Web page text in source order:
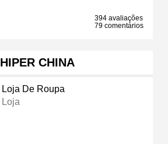
394 avaliações
79 comentários
HIPER CHINA
Loja De Roupa
Loja